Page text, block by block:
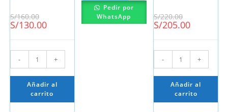
S/160.00
S/130.00
- +
Añadir al
carrito
Pedir por
WhatsApp
S/220.00
S/205.00
- +
Añadir al
carrito